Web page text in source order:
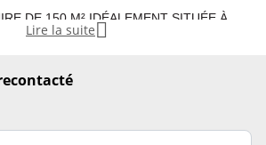
DE 150 M² IDÉALEMENT SITUÉE À
de Brécy, cette maison à bâtir de 150 m²
votre maison dans un secteur offrant un
Lire la suite